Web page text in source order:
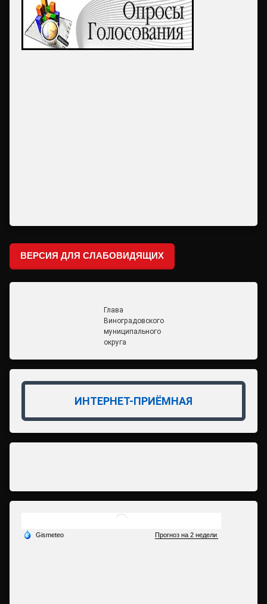
ВЕРСИЯ ДЛЯ СЛАБОВИДЯЩИХ
Глава
Виноградовского
муниципального
округа
ИНТЕРНЕТ-ПРИЁМНАЯ